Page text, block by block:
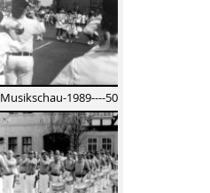
Musikschau-1989----50